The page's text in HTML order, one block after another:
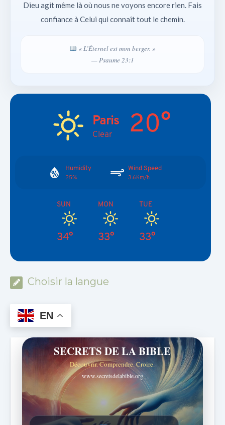
Dieu agit même là où nous ne voyons encore rien. Fais
confiance à Celui qui connaît tout le chemin.
« L’Éternel est mon berger. »
— Psaume 23:1
Paris
Clear 20°
Humidity
25%
Wind Speed
3.6Km/h
SUN
34°
MON
33°
TUE
33°
Choisir la langue
EN
SECRETS DE LA BIBLE
Découvrir. Comprendre. Croire.
www.secretsdelabible.org